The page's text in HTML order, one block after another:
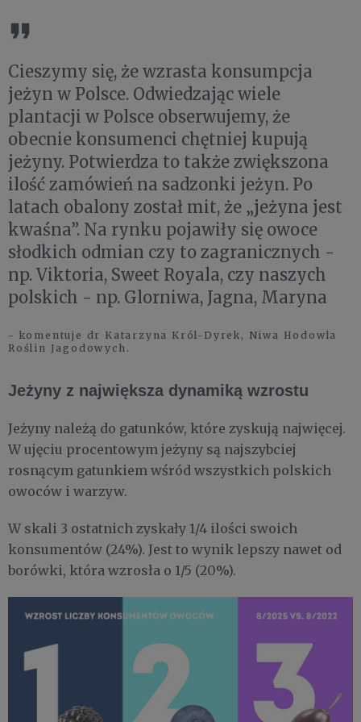
Cieszymy się, że wzrasta konsumpcja
jeżyn w Polsce. Odwiedzając wiele
plantacji w Polsce obserwujemy, że
obecnie konsumenci chętniej kupują
jeżyny. Potwierdza to także zwiększona
ilość zamówień na sadzonki jeżyn. Po
latach obalony został mit, że „jeżyna jest
kwaśna”. Na rynku pojawiły się owoce
słodkich odmian czy to zagranicznych -
np. Viktoria, Sweet Royala, czy naszych
polskich - np. Glorniwa, Jagna, Maryna
- komentuje dr Katarzyna Król-Dyrek, Niwa Hodowla
Roślin Jagodowych.
Jeżyny z największa dynamiką wzrostu
Jeżyny należą do gatunków, które zyskują najwięcej.
W ujęciu procentowym jeżyny są najszybciej
rosnącym gatunkiem wśród wszystkich polskich
owoców i warzyw.
W skali 3 ostatnich zyskały 1/4 ilości swoich
konsumentów (24%). Jest to wynik lepszy nawet od
borówki, która wzrosła o 1/5 (20%).